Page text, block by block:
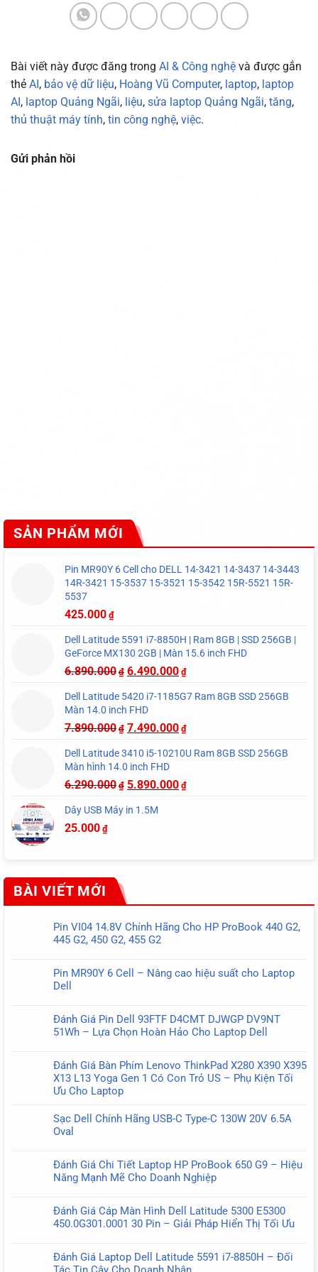
Bài viết này được đăng trong AI & Công nghệ và được gắn
thẻ AI , bảo vệ dữ liệu, Hoàng Vũ Computer, laptop, laptop
AI , laptop Quảng Ngãi, liệu, sửa laptop Quảng Ngãi, tăng,
thủ thuật máy tính, tin công nghệ, việc.
Gửi phản hồi
SẢN PHẨM MỚI
Pin MR90Y 6 Cell cho DELL 14-3421 14-3437 14-3443
14R-3421 15-3537 15-3521 15-3542 15R-5521 15R-
5537
425.000 ₫
Dell Latitude 5591 i7-8850H | Ram 8GB | SSD 256GB |
GeForce MX130 2GB | Màn 15.6 inch FHD
6.890.000 ₫ 6.490.000 ₫
Dell Latitude 5420 i7-1185G7 Ram 8GB SSD 256GB
Màn 14.0 inch FHD
7.890.000 ₫ 7.490.000 ₫
Dell Latitude 3410 i5-10210U Ram 8GB SSD 256GB
Màn hình 14.0 inch FHD
6.290.000 ₫ 5.890.000 ₫
Dây USB Máy in 1.5M
25.000 ₫
BÀI VIẾT MỚI
Pin VI04 14.8V Chính Hãng Cho HP ProBook 440 G2,
445 G2, 450 G2, 455 G2
bình
luận
Pin
VI04
Hãng
Cho
HP
440
G2,
450
G2,
G2
Pin MR90Y 6 Cell – Nâng cao hiệu suất cho Laptop
Dell
bình
luận
Pin
MR90Y
6
–
Nâng
cao
suất
cho
Đánh Giá Pin Dell 93FTF D4CMT DJWGP DV9NT
51Wh – Lựa Chọn Hoàn Hảo Cho Laptop Dell
bình
luận
ở
Giá
Pin
93FTF
D4CMT
DJWGP
51Wh
–
Hoàn
Đánh Giá Bàn Phím Lenovo ThinkPad X280 X390 X395
X13 L13 Yoga Gen 1 Có Con Trỏ US – Phụ Kiện Tối
Ưu Cho Laptop
có
bình
Đánh
Giá
Phím
Lenovo
ThinkPad
X390
X395
Sạc Dell Chính Hãng USB-C Type-C 130W 20V 6.5A
Oval
bình
luận
Sạc
Dell
USB-
Đánh Giá Chi Tiết Laptop HP ProBook 650 G9 – Hiệu
Năng Mạnh Mẽ Cho Doanh Nghiệp
bình
luận
Đánh
Giá
Đánh Giá Cáp Màn Hình Dell Latitude 5300 E5300
450.0G301.0001 30 Pin – Giải Pháp Hiển Thị Tối Ưu
bình
Đánh Giá Laptop Dell Latitude 5591 i7-8850H – Đối